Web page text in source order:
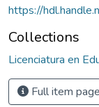
https://
Collections
Licenciatura en
Full item page